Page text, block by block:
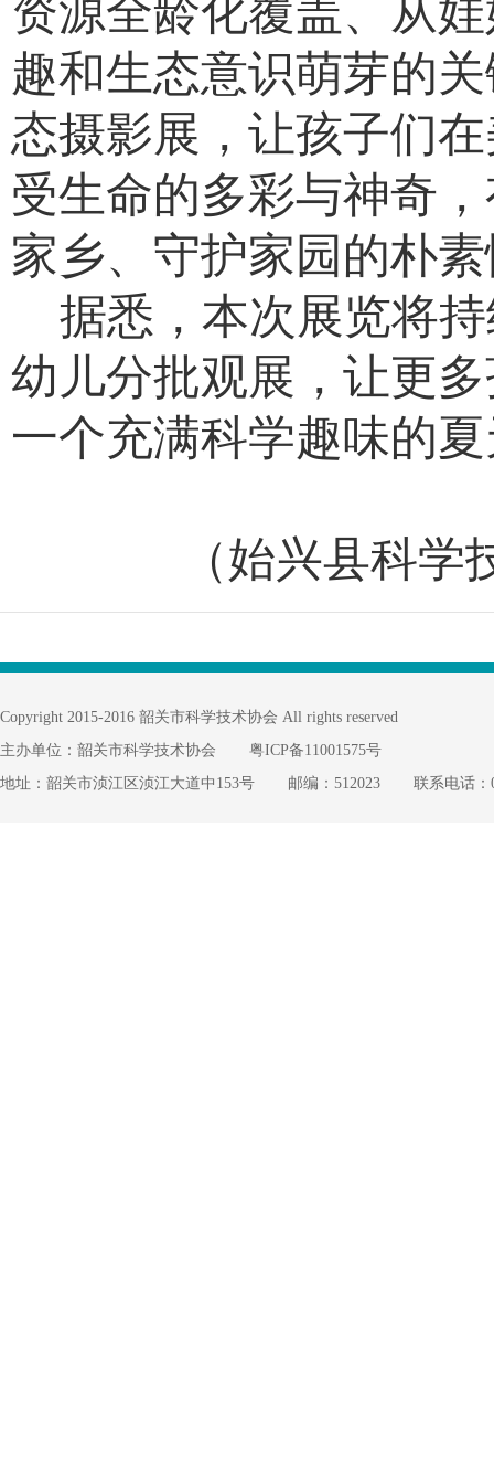
资源全龄化覆盖、从
趣和生态意识萌芽的
态摄影展，让孩子们
受生命的多彩与神奇
家乡、守护家园的朴
据悉，本次展览将持
幼儿分批观展，让更
一个充满科学趣味的
（始兴县科学技
Copyright 2015-2016 韶关市科学技术协会 All rights reserved
主办单位：韶关市科学技术协会
粤ICP备11001575号
地址：韶关市浈江区浈江大道中153号
邮编：512023 联系电话：